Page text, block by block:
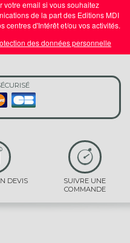
votre email si vous souhaitez
de la part des Editions MDI
centres d'Intérêt et/ou vos activités.
des données personnelle
DEVIS
SUIVRE UNE
COMMANDE